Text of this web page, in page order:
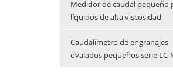
Medidor de caudal pequeño
líquidos de alta viscosidad
Caudalímetro de engranajes
ovalados pequeños serie LC-